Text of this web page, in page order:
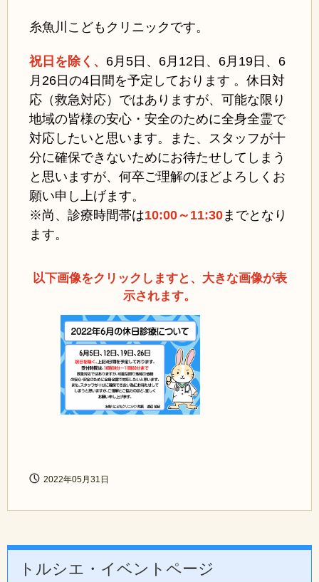
糸魚川こどもクリニックです。
祝日を除く、 6月5日、 6月12日、6月19日、6
月26日の4日間を予定しております 。休日対
応（救急対応）ではありますが、可能な限り
地域の皆様の安心・安全のために全身全霊で
対応したいと思います。また、スタッフが十
分に確保できないためにお待たせしてしまう
と思いますが、何卒ご理解のほどよろしくお
願い申し上げます。
※尚、診療時間帯は10:00～11:30までとなり
ます。
以下画像をクリックしますと、大きな画像が表
示されます。
2022年05月31日
トルシエ・イベントページ